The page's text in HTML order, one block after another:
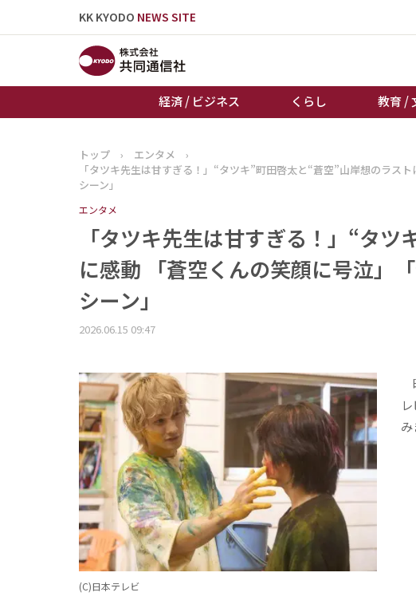
KK KYODO NEWS SITE
経済 / ビジネス くらし 教育 /
トップページ
エンタメ
スポーツ
トップ › エンタメ
›
「タツキ先生は甘すぎる！」“タツキ”町田啓太と“蒼空”山岸想のラス
シーン」
エンタメ
「タツキ先生は甘すぎる！」“タ
に感動 「蒼空くんの笑顔に号泣」
シーン」
2026.06.15 09:47
(C)日本テレビ
み